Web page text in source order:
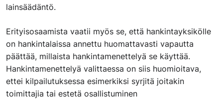
lainsäädäntö.
Erityisosaamista vaatii myös se, että hankintayksikölle
on hankintalaissa annettu huomattavasti vapautta
päättää, millaista hankintamenettelyä se käyttää.
Hankintamenettelyä valittaessa on siis huomioitava,
ettei kilpailutuksessa esimerkiksi syrjitä joitakin
toimittajia tai estetä osallistuminen